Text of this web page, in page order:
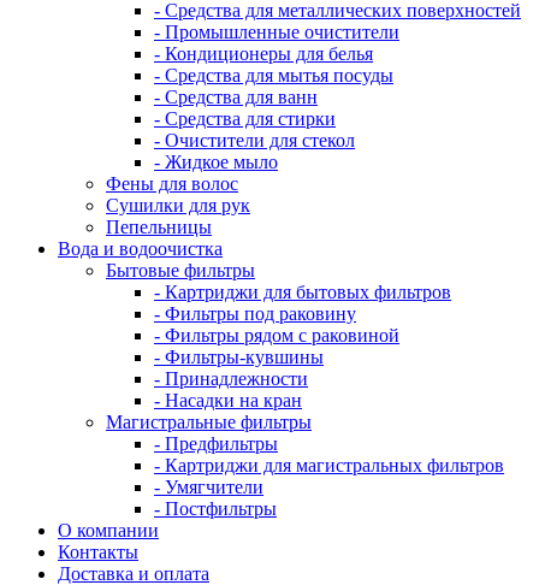
- Средства для металлических поверхностей
- Промышленные очистители
- Кондиционеры для белья
- Средства для мытья посуды
- Средства для ванн
- Средства для стирки
- Очистители для стекол
- Жидкое мыло
Фены для волос
Сушилки для рук
Пепельницы
Вода и водоочистка
Бытовые фильтры
- Картриджи для бытовых фильтров
- Фильтры под раковину
- Фильтры рядом с раковиной
- Фильтры-кувшины
- Принадлежности
- Насадки на кран
Магистральные фильтры
- Предфильтры
- Картриджи для магистральных фильтров
- Умягчители
- Постфильтры
О компании
Контакты
Доставка и оплата